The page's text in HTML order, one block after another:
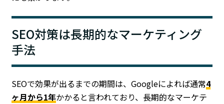
SEO対策は長期的なマーケティング
手法
SEOで効果が出るまでの期間は、Googleによれば通常4
ヶ月から1年かかると言われており、長期的なマーケテ